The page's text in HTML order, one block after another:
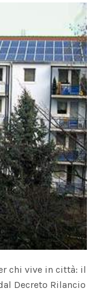
chi vive in città: il
Decreto Rilancio